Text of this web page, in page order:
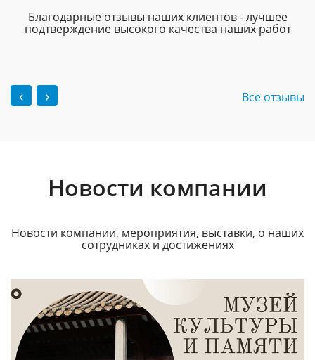
Благодарные отзывы наших клиентов - лучшее
подтверждение высокого качества наших работ
‹ › Все отзывы
Новости компании
Новости компании, мероприятия, выставки, о наших
сотрудниках и достижениях